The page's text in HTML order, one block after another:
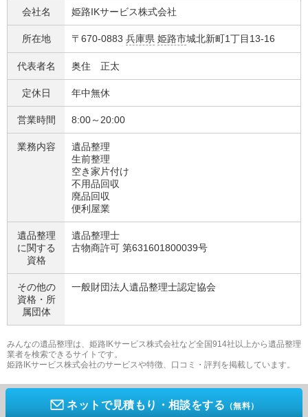
会社名 姫路IKサービス株式会社
所在地 〒670-0883 兵庫県 姫路市城北新町1丁目13-16
代表者名 奥住 正太
定休日 年中無休
営業時間 8:00～20:00
業務内容
遺品整理
生前整理
空き家片付け
不用品回収
廃品回収
便利屋業
遺品整理
に関する
資格
遺品整理士
古物商許可 第631601800039号
その他の
資格・ 所
属団体
一般財団法人遺品整理士認定協会
みんなの遺品整理は、姫路IKサービス株式会社など全国914社以上から遺品整理
業者を検索できるサイトです。
姫路IKサービス株式会社のサービスや特徴、口コミ・評判を掲載しています。
ネットで見積もり・相談をする （無料）